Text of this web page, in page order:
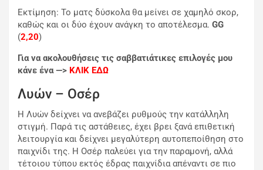
Εκτίμηση: Το ματς δύσκολα θα μείνει σε χαμηλό σκορ,
καθώς και οι δύο έχουν ανάγκη το αποτέλεσμα. GG
(2,20)
Για να ακολουθήσεις τις σαββατιάτικες επιλογές μου
κάνε ένα —> ΚΛΙΚ ΕΔΩ
Λυών – Οσέρ
Η Λυών δείχνει να ανεβάζει ρυθμούς την κατάλληλη
στιγμή. Παρά τις αστάθειες, έχει βρει ξανά επιθετική
λειτουργία και δείχνει μεγαλύτερη αυτοπεποίθηση στο
παιχνίδι της. Η Οσέρ παλεύει για την παραμονή, αλλά
τέτοιου τύπου εκτός έδρας παιχνίδια απέναντι σε πιο